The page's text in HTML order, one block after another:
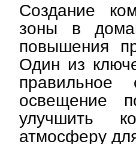
Создание
зоны в
повышения
Один из
правильное
освещение
улучшить
атмосферу